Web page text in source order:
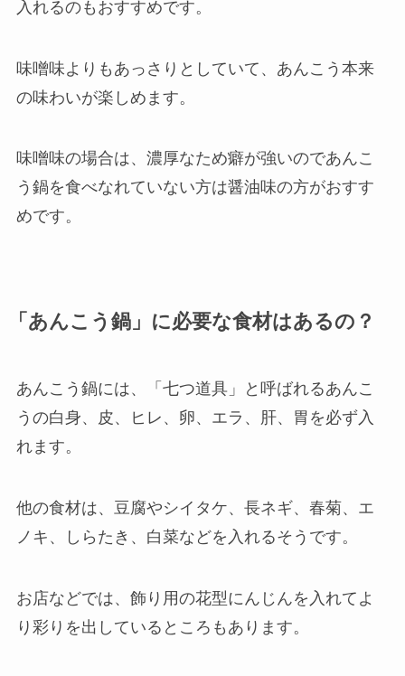
入れるのもおすすめです。
味噌味よりもあっさりとしていて、あんこう本来
の味わいが楽しめます。
味噌味の場合は、濃厚なため癖が強いのであんこ
う鍋を食べなれていない方は醤油味の方がおすす
めです。
「あんこう鍋」に必要な食材はあるの？
あんこう鍋には、「七つ道具」と呼ばれるあんこ
うの白身、皮、ヒレ、卵、エラ、肝、胃を必ず入
れます。
他の食材は、豆腐やシイタケ、長ネギ、春菊、エ
ノキ、しらたき、白菜などを入れるそうです。
お店などでは、飾り用の花型にんじんを入れてよ
り彩りを出しているところもあります。